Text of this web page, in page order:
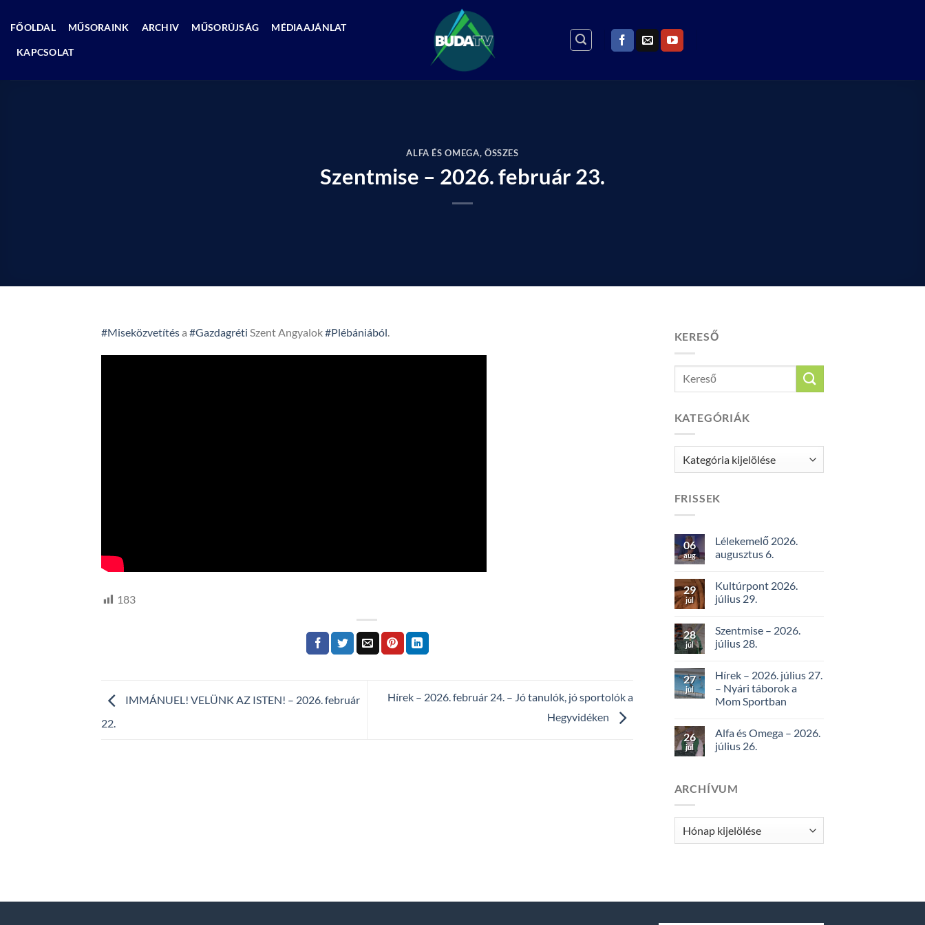
FŐOLDAL MŰSORAINK ARCHIV MŰSORÚJSÁG MÉDIAAJÁNLAT
KAPCSOLAT
ALFA ÉS OMEGA, ÖSSZES
Szentmise – 2026. február 23.
#Miseközvetítésa #Gazdagréti Szent Angyalok#Plébániából.
183
IMMÁNUEL! VELÜNK AZ ISTEN! – 2026. február
22.
Hírek – 2026. február 24. – Jó tanulók, jó sportolók a
Hegyvidéken
KERESŐ
KATEGÓRIÁK
Kategóriák
FRISSEK
06
aug
Lélekemelő 2026.
augusztus 6.
29
júl
Kultúrpont 2026.
július 29.
28
júl
Szentmise – 2026.
július 28.
27
júl
Hírek – 2026. július 27.
– Nyári táborok a
Mom Sportban
26
júl
Alfa és Omega – 2026.
július 26.
ARCHÍVUM
Archívum